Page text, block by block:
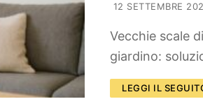
12 SETTEMBRE
Vecchie scale
giardino:
LEGGI IL